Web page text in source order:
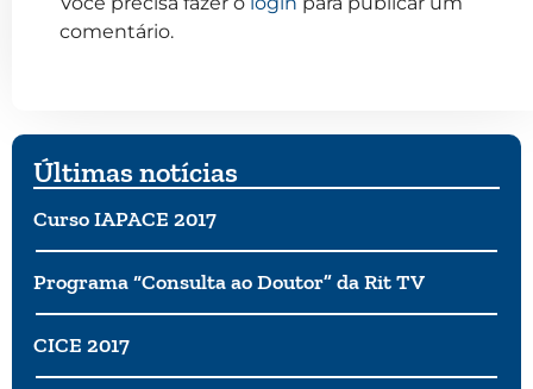
comentário.
Últimas notícias
Curso IAPACE 2017
Programa “Consulta ao Doutor” da Rit TV
CICE 2017